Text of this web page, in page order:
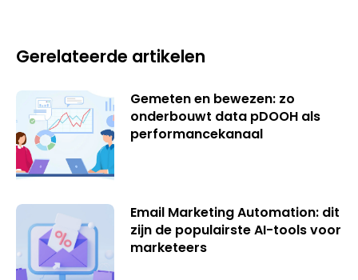
Gerelateerde artikelen
Gemeten en bewezen: zo
onderbouwt data pDOOH als
performancekanaal
Email Marketing Automation: dit
zijn de populairste AI-tools voor
marketeers